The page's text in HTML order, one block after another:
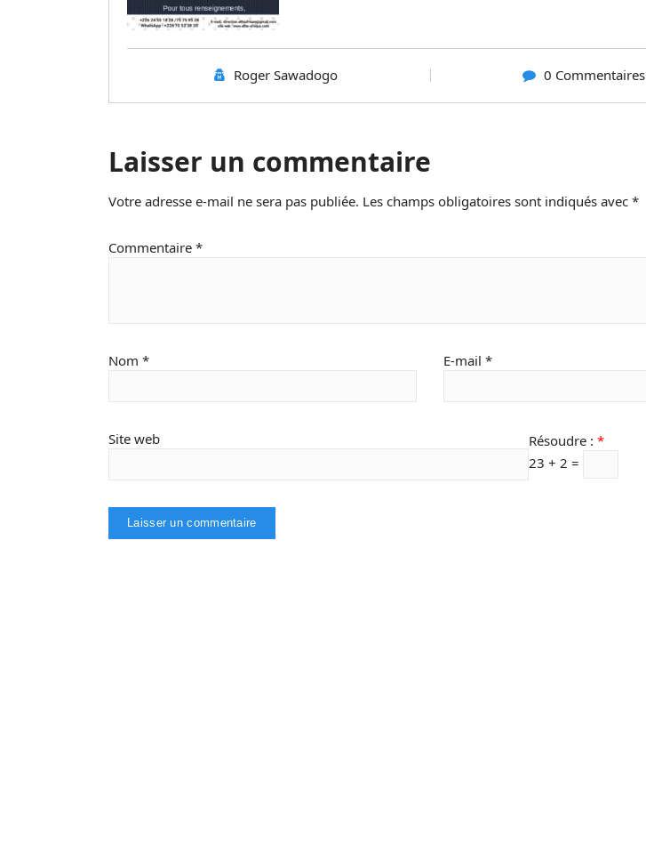
Roger Sawadogo 0 Commentaires
Laisser un commentaire
Votre adresse e-mail ne sera pas publiée. Les champs obligatoires sont indiqués avec *
Commentaire *
Nom * E-mail *
Site web Résoudre : *
23 + 2 =